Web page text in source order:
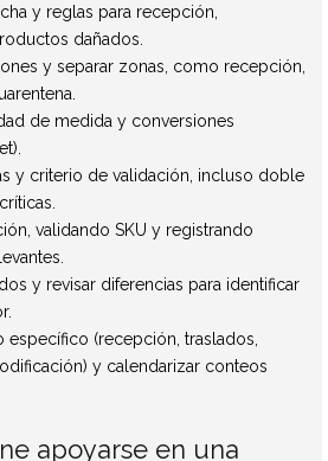
y reglas para recepción,
dañados.
y separar zonas, como recepción,
de medida y conversiones
y criterio de validación, incluso doble
validando SKU y registrando
y revisar diferencias para identificar
específico (recepción, traslados,
y calendarizar conteos
apoyarse en una